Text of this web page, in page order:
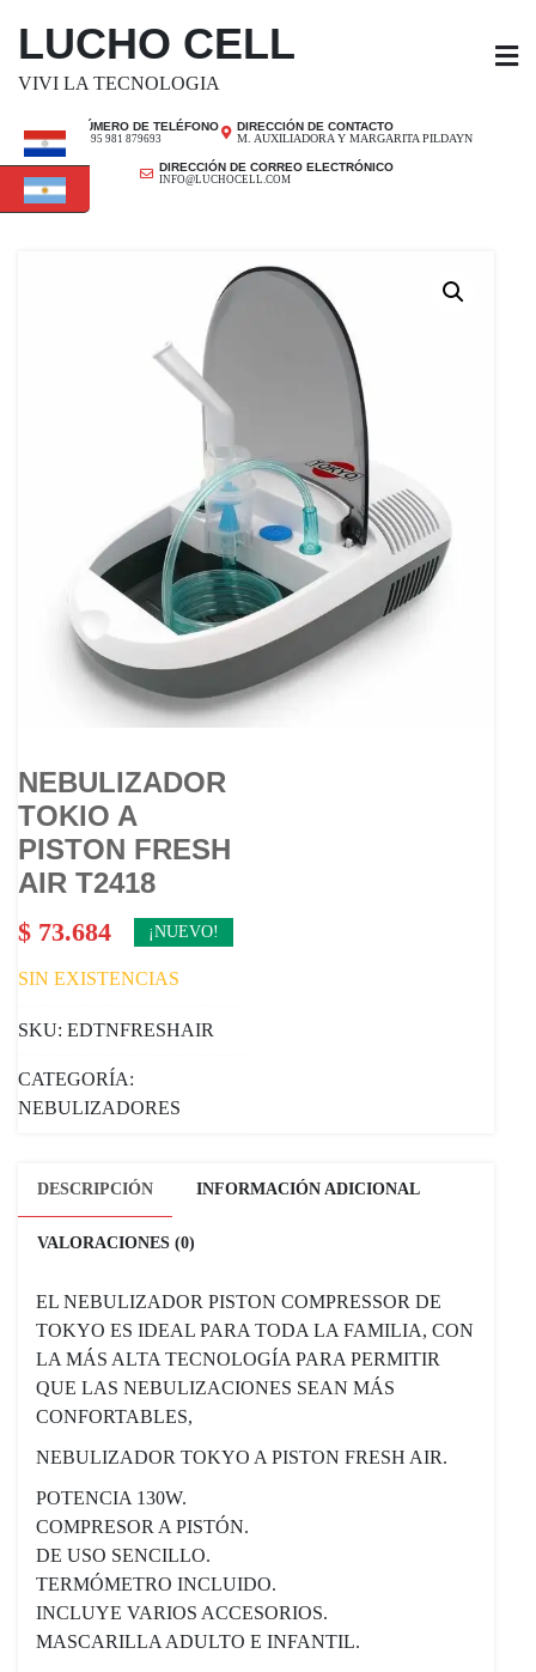
LUCHO CELL
VIVI LA TECNOLOGIA
NÚMERO DE TELÉFONO
+ 595 981 879693
DIRECCIÓN DE CONTACTO
M. AUXILIADORA Y MARGARITA PILDAYN
DIRECCIÓN DE CORREO ELECTRÓNICO
INFO@LUCHOCELL.COM
NEBULIZADOR
TOKIO A
PISTON FRESH
AIR T2418
$ 73.684 ¡NUEVO!
SIN EXISTENCIAS
SKU: EDTNFRESHAIR
CATEGORÍA:
NEBULIZADORES
DESCRIPCIÓN INFORMACIÓN ADICIONAL
VALORACIONES (0)
EL NEBULIZADOR PISTON COMPRESSOR DE
TOKYO ES IDEAL PARA TODA LA FAMILIA, CON
LA MÁS ALTA TECNOLOGÍA PARA PERMITIR
QUE LAS NEBULIZACIONES SEAN MÁS
CONFORTABLES,
NEBULIZADOR TOKYO A PISTON FRESH AIR.
POTENCIA 130W.
COMPRESOR A PISTÓN.
DE USO SENCILLO.
TERMÓMETRO INCLUIDO.
INCLUYE VARIOS ACCESORIOS.
MASCARILLA ADULTO E INFANTIL.